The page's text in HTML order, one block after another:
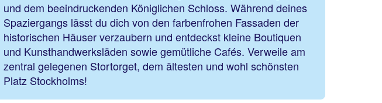
und dem beeindruckenden Königlichen Schloss. Während deines
Spaziergangs lässt du dich von den farbenfrohen Fassaden der
historischen Häuser verzaubern und entdeckst kleine Boutiquen
und Kunsthandwerksläden sowie gemütliche Cafés. Verweile am
zentral gelegenen Stortorget, dem ältesten und wohl schönsten
Platz Stockholms!